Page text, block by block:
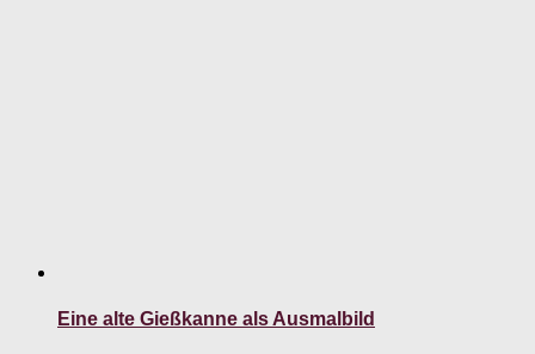
Eine alte Gießkanne als Ausmalbild